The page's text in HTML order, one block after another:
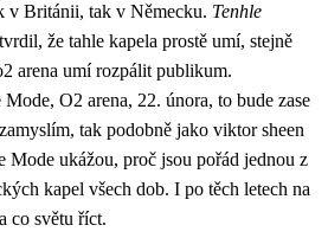
v Británii, tak v Německu. Tenhle
že tahle kapela prostě umí, stejně
arena umí rozpálit publikum.
O2 arena, 22. února, to bude zase
tak podobně jako viktor sheen
Mode ukážou, proč jsou pořád jednou z
kapel všech dob. I po těch letech na
co světu říct.